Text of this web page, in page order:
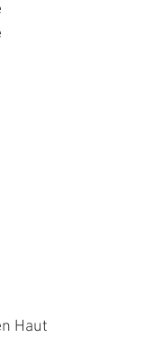
Haut